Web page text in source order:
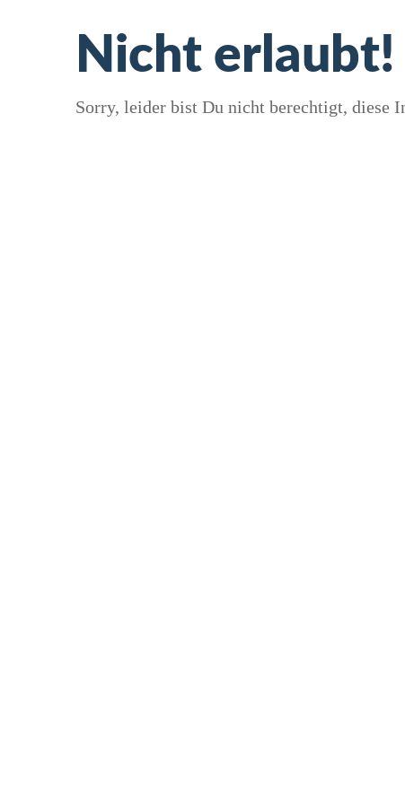
Nicht erlaubt!
Sorry, leider bist Du nicht berechtigt, diese